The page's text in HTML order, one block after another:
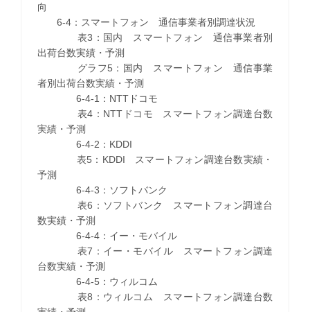
向
6-4：スマートフォン 通信事業者別調達状況
表3：国内 スマートフォン 通信事業者別
出荷台数実績・予測
グラフ5：国内 スマートフォン 通信事業
者別出荷台数実績・予測
6-4-1：NTTドコモ
表4：NTTドコモ スマートフォン調達台数
実績・予測
6-4-2：KDDI
表5：KDDI スマートフォン調達台数実績・
予測
6-4-3：ソフトバンク
表6：ソフトバンク スマートフォン調達台
数実績・予測
6-4-4：イー・モバイル
表7：イー・モバイル スマートフォン調達
台数実績・予測
6-4-5：ウィルコム
表8：ウィルコム スマートフォン調達台数